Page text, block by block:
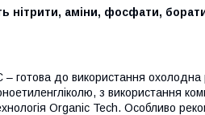
нітрити, аміни, фосфати,
– готова до використання
з використання
Organic Tech. Особливо